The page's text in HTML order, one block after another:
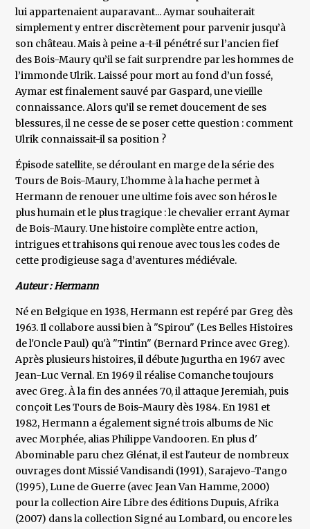
lui appartenaient auparavant... Aymar souhaiterait
simplement y entrer discrètement pour parvenir jusqu’à
son château. Mais à peine a-t-il pénétré sur l’ancien fief
des Bois-Maury qu’il se fait surprendre par les hommes de
l’immonde Ulrik. Laissé pour mort au fond d’un fossé,
Aymar est finalement sauvé par Gaspard, une vieille
connaissance. Alors qu’il se remet doucement de ses
blessures, il ne cesse de se poser cette question : comment
Ulrik connaissait-il sa position ?
Épisode satellite, se déroulant en marge de la série des
Tours de Bois-Maury, L’homme à la hache permet à
Hermann de renouer une ultime fois avec son héros le
plus humain et le plus tragique : le chevalier errant Aymar
de Bois-Maury. Une histoire complète entre action,
intrigues et trahisons qui renoue avec tous les codes de
cette prodigieuse saga d’aventures médiévale.
Auteur : Hermann
Né en Belgique en 1938, Hermann est repéré par Greg dès
1963. Il collabore aussi bien à "Spirou" (Les Belles Histoires
de l'Oncle Paul) qu'à "Tintin" (Bernard Prince avec Greg).
Après plusieurs histoires, il débute Jugurtha en 1967 avec
Jean-Luc Vernal. En 1969 il réalise Comanche toujours
avec Greg. À la fin des années 70, il attaque Jeremiah, puis
conçoit Les Tours de Bois-Maury dès 1984. En 1981 et
1982, Hermann a également signé trois albums de Nic
avec Morphée, alias Philippe Vandooren. En plus d'
Abominable paru chez Glénat, il est l'auteur de nombreux
ouvrages dont Missié Vandisandi (1991), Sarajevo-Tango
(1995), Lune de Guerre (avec Jean Van Hamme, 2000)
pour la collection Aire Libre des éditions Dupuis, Afrika
(2007) dans la collection Signé au Lombard, ou encore les